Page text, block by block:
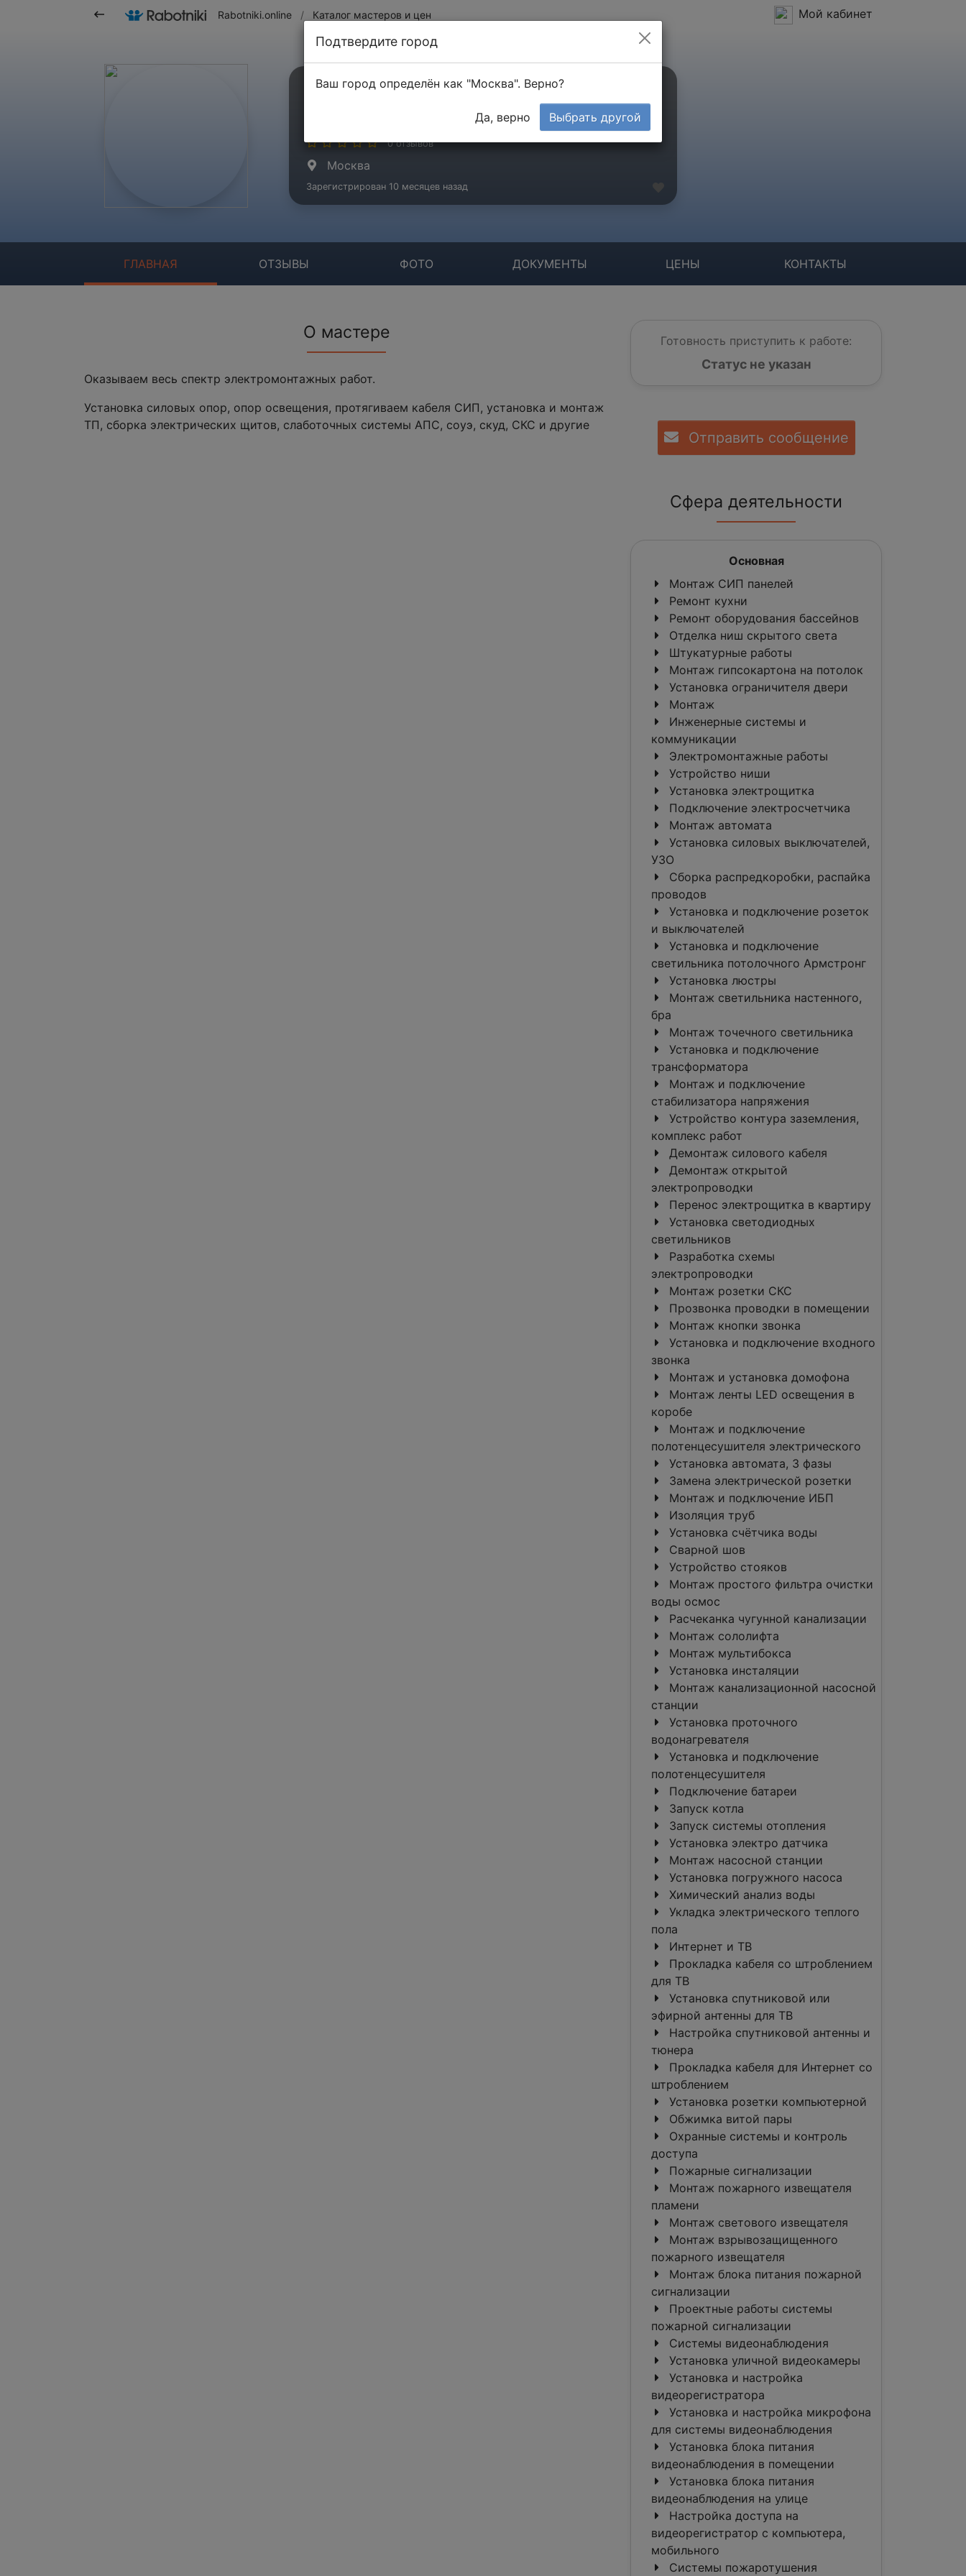
Rabotniki.online / Каталог мастеров и цен Мой кабинет
ИП Яковлев
0 отзывов
Москва
Зарегистрирован 10 месяцев назад
ГЛАВНАЯ ОТЗЫВЫ ФОТО ДОКУМЕНТЫ ЦЕНЫ КОНТАКТЫ
О мастере
Оказываем весь спектр электромонтажных работ.
Установка силовых опор, опор освещения, протягиваем кабеля СИП, установка и монтаж
ТП, сборка электрических щитов, слаботочных системы АПС, соуэ, скуд, СКС и другие
Готовность приступить к работе:
Статус не указан
Отправить сообщение
Сфера деятельности
Основная
Монтаж СИП панелей
Ремонт кухни
Ремонт оборудования бассейнов
Отделка ниш скрытого света
Штукатурные работы
Монтаж гипсокартона на потолок
Установка ограничителя двери
Монтаж
Инженерные системы и
коммуникации
Электромонтажные работы
Устройство ниши
Установка электрощитка
Подключение электросчетчика
Монтаж автомата
Установка силовых выключателей,
УЗО
Сборка распредкоробки, распайка
проводов
Установка и подключение розеток
и выключателей
Установка и подключение
светильника потолочного Армстронг
Установка люстры
Монтаж светильника настенного,
бра
Монтаж точечного светильника
Установка и подключение
трансформатора
Монтаж и подключение
стабилизатора напряжения
Устройство контура заземления,
комплекс работ
Демонтаж силового кабеля
Демонтаж открытой
электропроводки
Перенос электрощитка в квартиру
Установка светодиодных
светильников
Разработка схемы
электропроводки
Монтаж розетки СКС
Прозвонка проводки в помещении
Монтаж кнопки звонка
Установка и подключение входного
звонка
Монтаж и установка домофона
Монтаж ленты LED освещения в
коробе
Монтаж и подключение
полотенцесушителя электрического
Установка автомата, 3 фазы
Замена электрической розетки
Монтаж и подключение ИБП
Изоляция труб
Установка счётчика воды
Сварной шов
Устройство стояков
Монтаж простого фильтра очистки
воды осмос
Расчеканка чугунной канализации
Монтаж сололифта
Монтаж мультибокса
Установка инсталяции
Монтаж канализационной насосной
станции
Установка проточного
водонагревателя
Установка и подключение
полотенцесушителя
Подключение батареи
Запуск котла
Запуск системы отопления
Установка электро датчика
Монтаж насосной станции
Установка погружного насоса
Химический анализ воды
Укладка электрического теплого
пола
Интернет и ТВ
Прокладка кабеля со штроблением
для ТВ
Установка спутниковой или
эфирной антенны для ТВ
Настройка спутниковой антенны и
тюнера
Прокладка кабеля для Интернет со
штроблением
Установка розетки компьютерной
Обжимка витой пары
Охранные системы и контроль
доступа
Пожарные сигнализации
Монтаж пожарного извещателя
пламени
Монтаж светового извещателя
Монтаж взрывозащищенного
пожарного извещателя
Монтаж блока питания пожарной
сигнализации
Проектные работы системы
пожарной сигнализации
Системы видеонаблюдения
Установка уличной видеокамеры
Установка и настройка
видеорегистратора
Установка и настройка микрофона
для системы видеонаблюдения
Установка блока питания
видеонаблюдения в помещении
Установка блока питания
видеонаблюдения на улице
Настройка доступа на
видеорегистратор с компьютера,
мобильного
Системы пожаротушения
Подтвердите город
Ваш город определён как "Москва". Верно?
Да, верно Выбрать другой